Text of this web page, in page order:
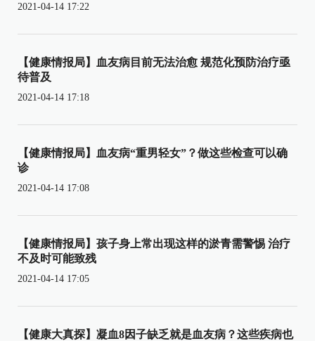
2021-04-14 17:22
【健康情报局】血友病目前无法治愈 规范化预防治疗亟
待普及
2021-04-14 17:18
【健康情报局】血友病“重男轻女”？做这些检查可以确
诊
2021-04-14 17:08
【健康情报局】孩子身上常出现这样的淤青需警惕 治疗
不及时可能致残
2021-04-14 17:05
【健康大真探】凝血8因子缺乏就是血友病？这些疾病也